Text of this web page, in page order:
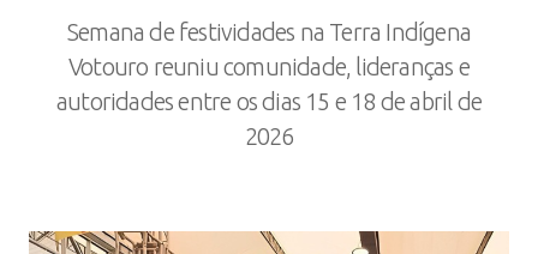
Semana de festividades na Terra Indígena
Votouro reuniu comunidade, lideranças e
autoridades entre os dias 15 e 18 de abril de
2026